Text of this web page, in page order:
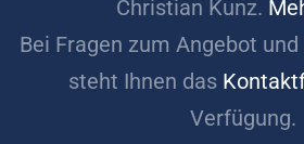
Christian Kunz.
Bei Fragen zum Angebot
steht Ihnen das
Verfügung.